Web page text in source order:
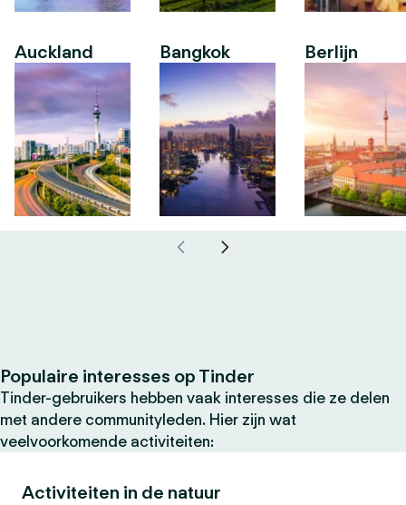
Auckland Bangkok Berlijn
Populaire interesses op Tinder
Tinder-gebruikers hebben vaak interesses die ze delen
met andere communityleden. Hier zijn wat
veelvoorkomende activiteiten:
Activiteiten in de natuur